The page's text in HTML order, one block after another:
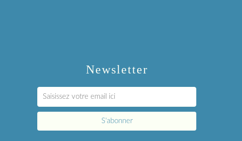
Newsletter